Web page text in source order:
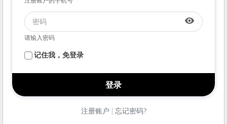
visibility
请输入密码
记住我，免登录
注册账户 | 忘记密码?